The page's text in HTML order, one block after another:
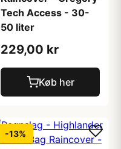
Tech Access - 30-
50 liter
229,00 kr
Køb her
-13%